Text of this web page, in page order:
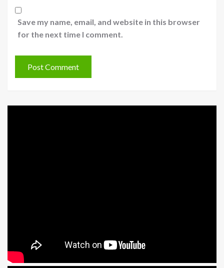
Save my name, email, and website in this browser
for the next time I comment.